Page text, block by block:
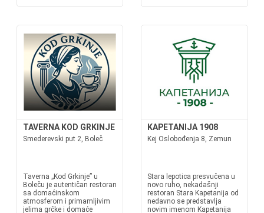
TAVERNA KOD GRKINJE
Smederevski put 2, Boleč
Taverna „Kod Grkinje” u
Boleču je autentičan restoran
sa domaćinskom
atmosferom i primamljivim
jelima grčke i domaće
KAPETANIJA 1908
Kej Oslobođenja 8, Zemun
Stara lepotica presvučena u
novo ruho, nekadašnji
restoran Stara Kapetanija od
nedavno se predstavlja
novim imenom Kapetanija